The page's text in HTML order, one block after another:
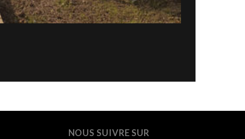
NOUS SUIVRE SUR